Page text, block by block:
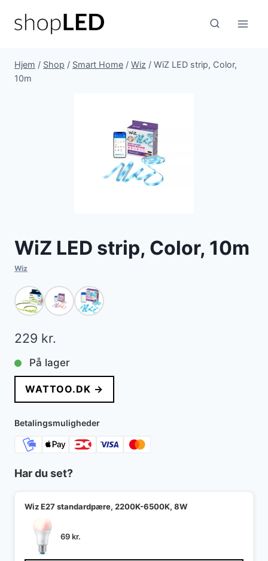
Hjem / Shop / Smart Home / Wiz / WiZ LED strip, Color,
10m
WiZ LED strip, Color, 10m
Wiz
229 kr.
På lager
WATTOO.DK →
Betalingsmuligheder
Har du set?
Wiz E27 standardpære, 2200K-6500K, 8W
69kr.